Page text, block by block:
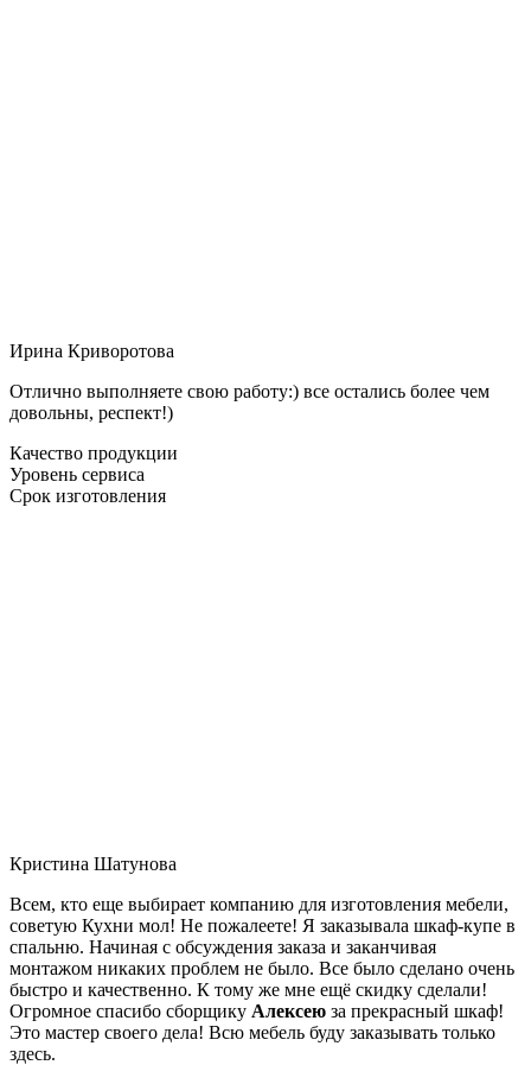
Ирина Криворотова
Отлично выполняете свою работу:) все остались более чем
довольны, респект!)
Качество продукции
Уровень сервиса
Срок изготовления
Кристина Шатунова
Всем, кто еще выбирает компанию для изготовления мебели,
советую Кухни мол! Не пожалеете! Я заказывала шкаф-купе в
спальню. Начиная с обсуждения заказа и заканчивая
монтажом никаких проблем не было. Все было сделано очень
быстро и качественно. К тому же мне ещё скидку сделали!
Огромное спасибо сборщику Алексею за прекрасный шкаф!
Это мастер своего дела! Всю мебель буду заказывать только
здесь.